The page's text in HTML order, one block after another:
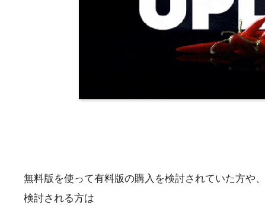
無料版を使って有料版の購入を検討されていた方や
検討される方は